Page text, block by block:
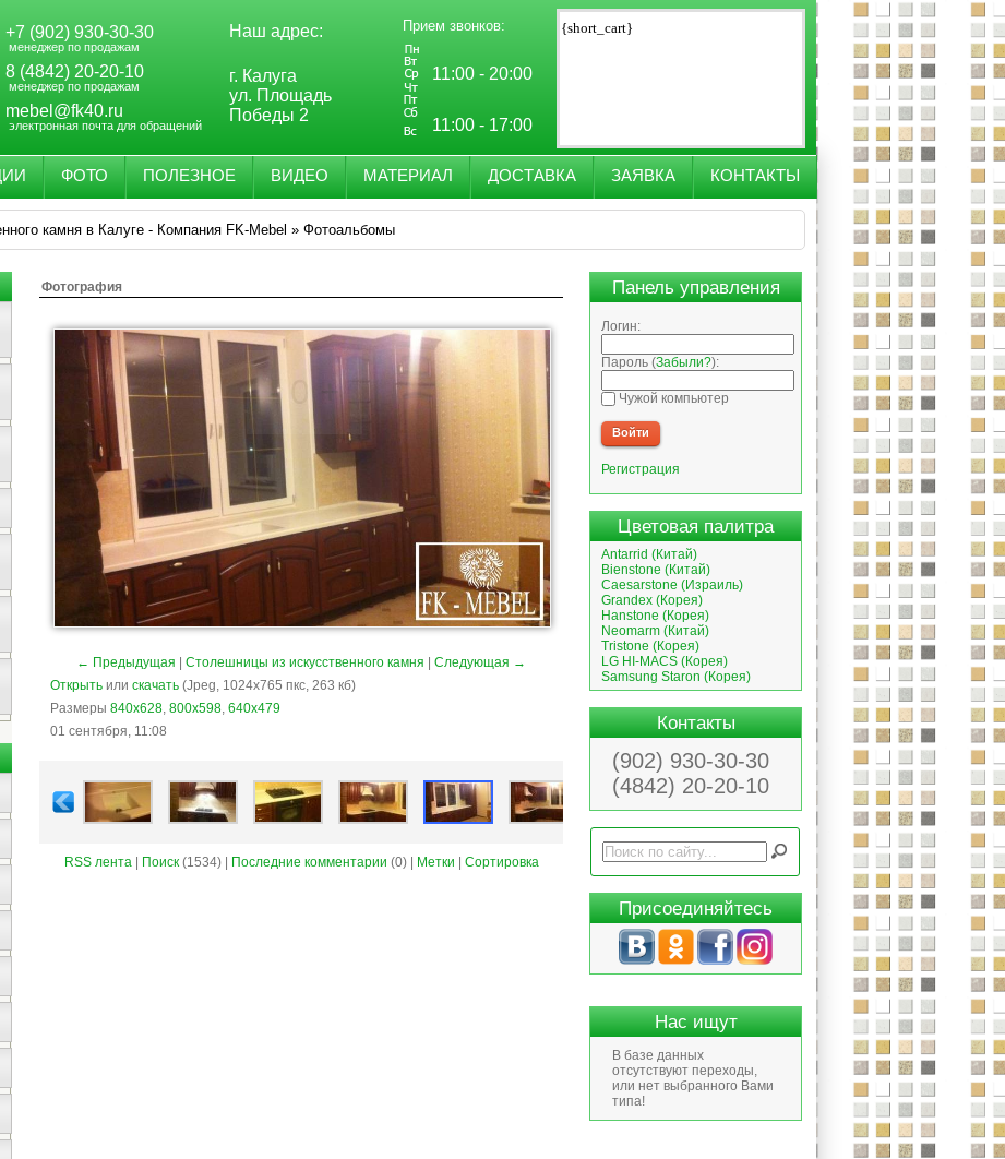
Наш адрес:
г. Калуга
ул. Площадь
Победы 2
{short_cart}
+7 (902) 930-30-30
менеджер по продажам
8 (4842) 20-20-10
менеджер по продажам
mebel@fk40.ru
электронная почта для обращений
Прием звонков:
11:00 - 20:00
11:00 - 17:00
ФОТО ПОЛЕЗНОЕ ВИДЕО МАТЕРИАЛ ДОСТАВКА ЗАЯВКА КОНТАКТЫ
камня в Калуге - Компания FK-Mebel » Фотоальбомы
Фотография
- 0 +
← Предыдущая Столешницы из искусственного камня
Следующая →
Открыть или скачать (Jpeg, 1024x765 пкс, 263 кб)
Размеры 840x628, 800x598, 640x479
01 сентября, 11:08
RSS лента| Поиск(1534) | Последние комментарии (0) | Метки Сортировка
Панель управления
Логин:
Пароль (Забыли?):
Чужой компьютер
Войти
Регистрация
Цветовая палитра
Antarrid (Китай)
Bienstone (Китай)
Caesarstone (Израиль)
Grandex (Корея)
Hanstone (Корея)
Neomarm (Китай)
Tristone (Корея)
LG HI-MACS (Корея)
Samsung Staron (Корея)
Контакты
(902) 930-30-30
(4842) 20-20-10
Присоединяйтесь
Нас ищут
В базе данных
отсутствуют переходы,
или нет выбранного Вами
типа!